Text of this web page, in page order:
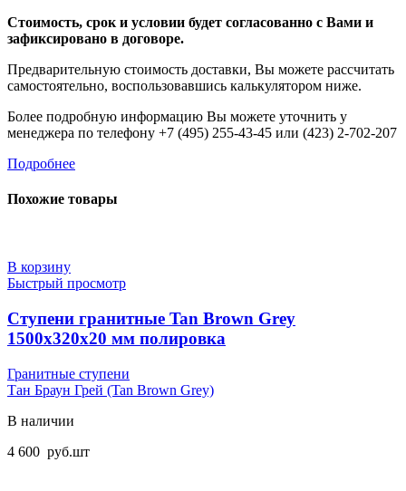
Стоимость, срок и условии будет согласованно с Вами и
зафиксировано в договоре.
Предварительную стоимость доставки, Вы можете рассчитать
самостоятельно, воспользовавшись калькулятором ниже.
Более подробную информацию Вы можете уточнить у
менеджера по телефону +7 (495) 255-43-45 или (423) 2-702-207
Подробнее
Похожие товары
В корзину
Быстрый просмотр
Ступени гранитные Tan Brown Grey
1500x320x20 мм полировка
Гранитные ступени
Тан Браун Грей (Tan Brown Grey)
В наличии
4 600 руб.шт